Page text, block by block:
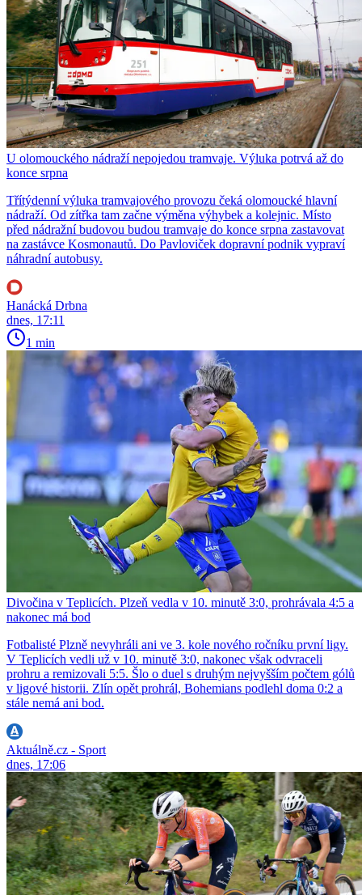
U olomouckého nádraží nepojedou tramvaje. Výluka potrvá až do
konce srpna
Třítýdenní výluka tramvajového provozu čeká olomoucké hlavní
nádraží. Od zítřka tam začne výměna výhybek a kolejnic. Místo
před nádražní budovou budou tramvaje do konce srpna zastavovat
na zastávce Kosmonautů. Do Pavloviček dopravní podnik vypraví
náhradní autobusy.
Hanácká Drbna
dnes, 17:11
1 min
Divočina v Teplicích. Plzeň vedla v 10. minutě 3:0, prohrávala 4:5 a
nakonec má bod
Fotbalisté Plzně nevyhráli ani ve 3. kole nového ročníku první ligy.
V Teplicích vedli už v 10. minutě 3:0, nakonec však odvraceli
prohru a remizovali 5:5. Šlo o duel s druhým nejvyšším počtem gólů
v ligové historii. Zlín opět prohrál, Bohemians podlehl doma 0:2 a
stále nemá ani bod.
Aktuálně.cz - Sport
dnes, 17:06